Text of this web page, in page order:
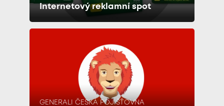
Internetový reklamní spot
GENERALI ČESKÁ POJIŠŤOVNA